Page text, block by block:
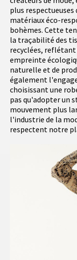
plus
matériaux éco-
bohèmes. Cette
la traçabilité des
recyclées, reflétant
empreinte
naturelle et de
également
choisissant une
pas qu'adopter un
mouvement plus
l'industrie de la
respectent notre